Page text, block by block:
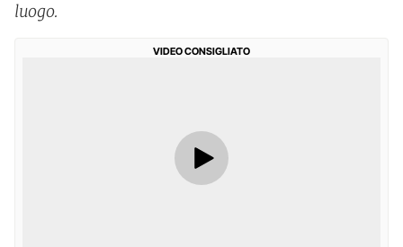
luogo.
VIDEO CONSIGLIATO